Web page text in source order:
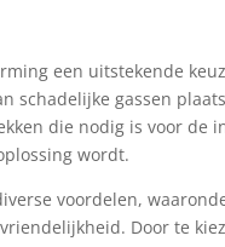
een uitstekende
schadelijke gassen
die nodig is voor de
wordt.
voordelen,
Door te